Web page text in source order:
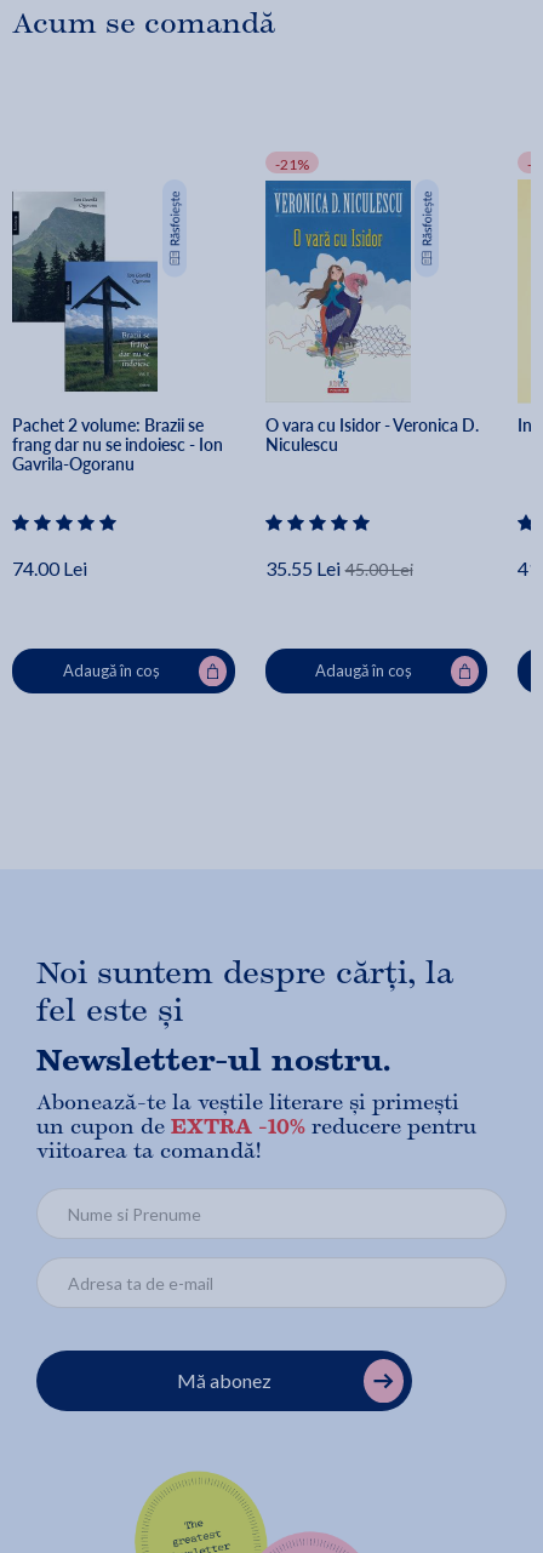
Acum se comandă
Pachet 2 volume: Brazii se
frang dar nu se indoiesc - Ion
Gavrila-Ogoranu
74.00 Lei
Adaugă în coș
-21%
O vara cu Isidor - Veronica D.
Niculescu
35.55 Lei 45.00 Lei
Adaugă în coș
-
Noi suntem despre cărți, la
fel este și
Newsletter-ul nostru.
Abonează-te la veștile literare și primești
un cupon de EXTRA -10% reducere pentru
viitoarea ta comandă!
Mă abonez